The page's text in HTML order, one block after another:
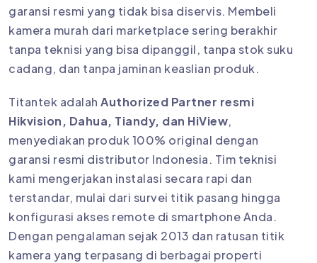
garansi resmi yang tidak bisa diservis. Membeli
kamera murah dari marketplace sering berakhir
tanpa teknisi yang bisa dipanggil, tanpa stok suku
cadang, dan tanpa jaminan keaslian produk.
Titantek adalah Authorized Partner resmi
Hikvision, Dahua, Tiandy, dan HiView,
menyediakan produk 100% original dengan
garansi resmi distributor Indonesia. Tim teknisi
kami mengerjakan instalasi secara rapi dan
terstandar, mulai dari survei titik pasang hingga
konfigurasi akses remote di smartphone Anda.
Dengan pengalaman sejak 2013 dan ratusan titik
kamera yang terpasang di berbagai properti